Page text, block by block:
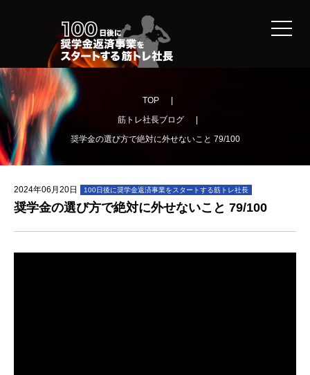
TOP
筋トレ社長ブログ
奨学金の選び方で絶対に外せないこと 79/100
2024年06 月 20日 100日後に奨学金返済事業をスタートする筋トレ社長
奨学金の選び方で絶対に外せないこと 79/100